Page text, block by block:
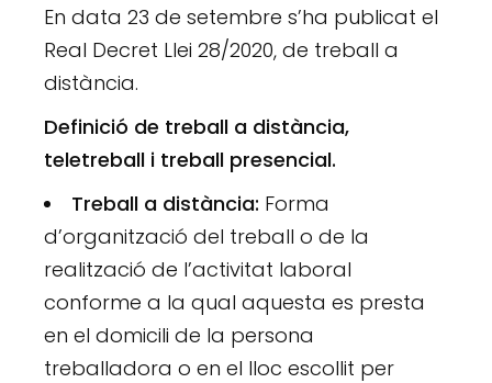
En data 23 de setembre s’ha publicat el
Real Decret Llei 28/2020, de treball a
distància.
Definició de treball a distància,
teletreball i treball presencial.
Treball a distància: Forma
d’organització del treball o de la
realització de l’activitat laboral
conforme a la qual aquesta es presta
en el domicili de la persona
treballadora o en el lloc escollit per